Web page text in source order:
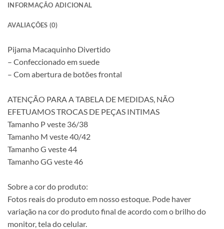
INFORMAÇÃO ADICIONAL
AVALIAÇÕES (0)
Pijama Macaquinho Divertido
– Confeccionado em suede
– Com abertura de botões frontal
ATENÇÃO PARA A TABELA DE MEDIDAS, NÃO
EFETUAMOS TROCAS DE PEÇAS INTIMAS
Tamanho P veste 36/38
Tamanho M veste 40/42
Tamanho G veste 44
Tamanho GG veste 46
Sobre a cor do produto:
Fotos reais do produto em nosso estoque. Pode haver
variação na cor do produto final de acordo com o brilho do
monitor, tela do celular.